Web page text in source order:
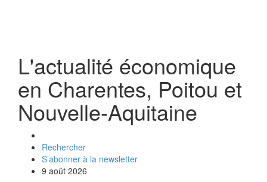
L'actualité économique
en Charentes, Poitou et
Nouvelle-Aquitaine
Rechercher
S’abonner à la newsletter
9 août 2026